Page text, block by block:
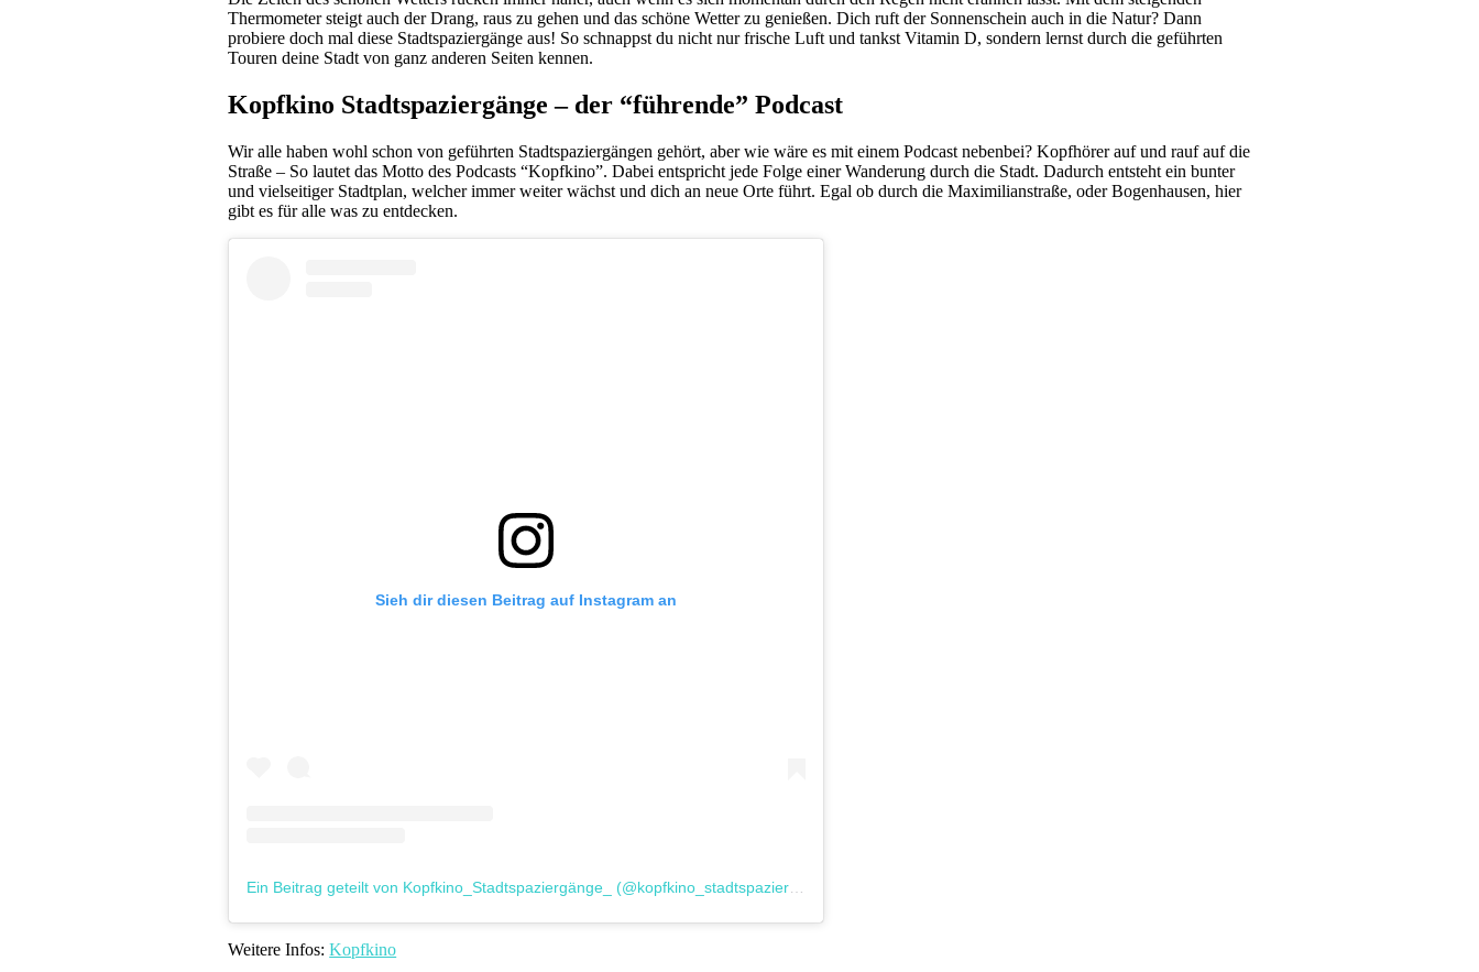
Thermometer steigt auch der Drang, raus zu gehen und das schöne Wetter zu genießen. Dich ruft der Sonnenschein auch in die Natur? Dann
probiere doch mal diese Stadtspaziergänge aus! So schnappst du nicht nur frische Luft und tankst Vitamin D, sondern lernst durch die geführten
Touren deine Stadt von ganz anderen Seiten kennen.
Kopfkino Stadtspaziergänge – der “führende” Podcast
Wir alle haben wohl schon von geführten Stadtspaziergängen gehört, aber wie wäre es mit einem Podcast nebenbei? Kopfhörer auf und rauf auf die
Straße – So lautet das Motto des Podcasts “Kopfkino”. Dabei entspricht jede Folge einer Wanderung durch die Stadt. Dadurch entsteht ein bunter
und vielseitiger Stadtplan, welcher immer weiter wächst und dich an neue Orte führt. Egal ob durch die Maximilianstraße, oder Bogenhausen, hier
gibt es für alle was zu entdecken.
Sieh dir diesen Beitrag auf Instagram an
Ein Beitrag geteilt von Kopfkino_Stadtspaziergänge_ (@kopfkino_stadtspaziergange)
Weitere Infos:Kopfkino